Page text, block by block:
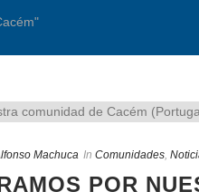
Machuca In Comunidades
POR